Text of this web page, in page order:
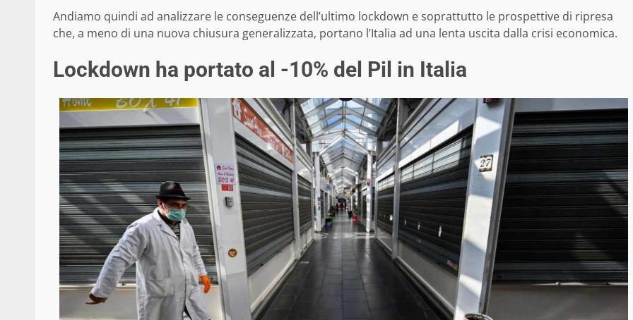
Andiamo quindi ad analizzare le conseguenze dell’ultimo lockdown e soprattutto le prospettive di ripresa
che, a meno di una nuova chiusura generalizzata, portano l’Italia ad una lenta uscita dalla crisi economica.
Lockdown ha portato al -10% del Pil in Italia